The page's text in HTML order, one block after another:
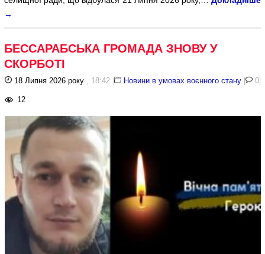
→
БЕССАРАБСЬКА ГРОМАДА ЗНОВУ У
СКОРБОТІ
18 Липня 2026 року , 18:42 | Новини в умовах воєнного стану | 0|
12